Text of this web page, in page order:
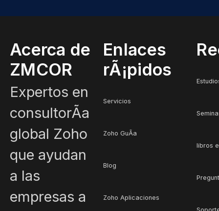
Acerca de
ZMCOR
Expertos en
consultorÃ­a
global Zoho
que ayudan
a las
empresas a
Enlaces
rÃ¡pidos
Servicios
Zoho GuÃ­a
Blog
Zoho Aplicaciones
libros